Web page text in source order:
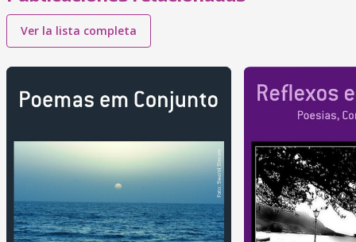
Ver la lista completa